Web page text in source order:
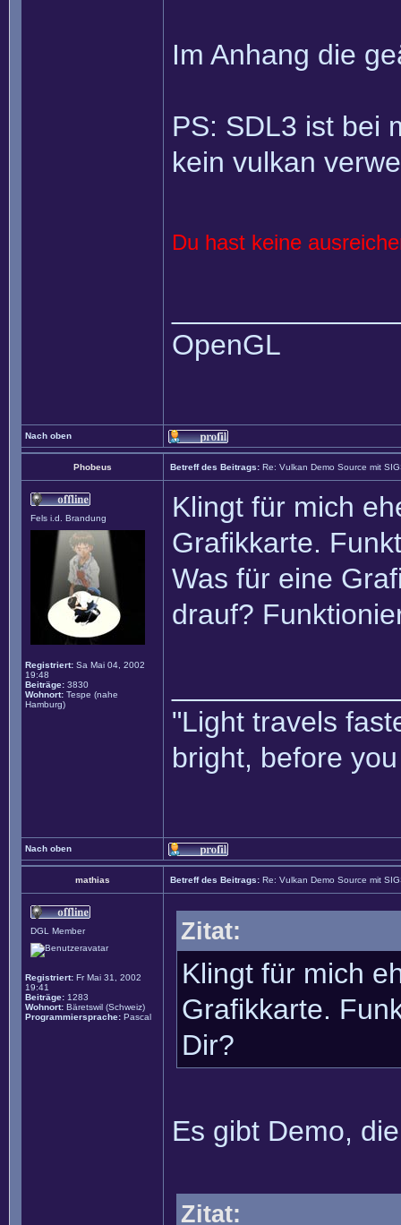
Im Anhang die
PS: SDL3 ist bei
kein vulkan
Du hast keine
OpenGL
Nach oben
Phobeus Betreff des Beitrags: Re: Vulkan Demo Source mit
Fels i.d. Brandung
Registriert: Sa Mai 04, 2002
19:48
Beiträge: 3830
Wohnort: Tespe (nahe
Hamburg)
Klingt für mich
Grafikkarte.
Was für eine
drauf?
"Light travels
bright, before
Nach oben
mathias Betreff des Beitrags: Re: Vulkan Demo Source mit
DGL Member
Registriert: Fr Mai 31, 2002
19:41
Beiträge: 1283
Wohnort: Bäretswil (Schweiz)
Programmiersprache: Pascal
Zitat:
Klingt für mich
Grafikkarte.
Dir?
Es gibt Demo,
Zitat: